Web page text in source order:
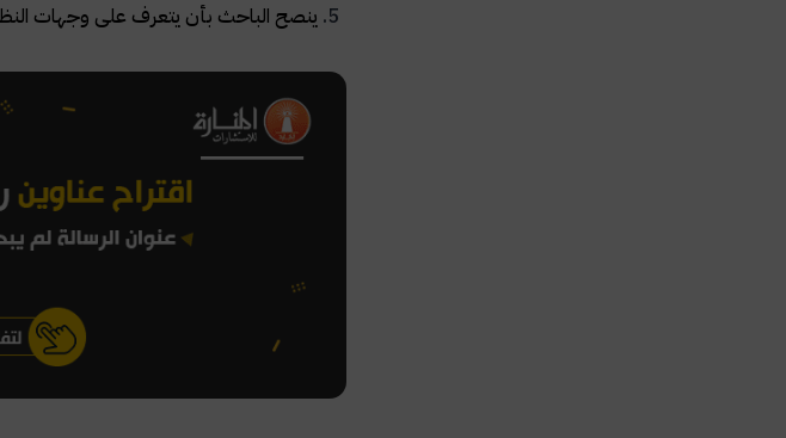
ينصح الباحث بأن يتعرف على وجهات